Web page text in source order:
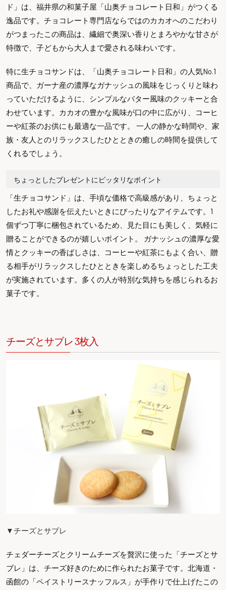
ド」は、福井県の和菓子屋「山奥チョコレート日和」がつくる
逸品です。チョコレート専門店ならではのカカオへのこだわり
がつまったこの商品は、繊細で奥深い香りとまろやかな甘さが
特徴で、子どもから大人まで愛される味わいです。
特に生チョコサンドは、「山奥チョコレート日和」の人気No.1
商品で、ガーナ産の濃厚なガナッシュの風味をじっくりと味わ
っていただけるように、シンプルなバター風味のクッキーと合
わせています。カカオの豊かな風味が口の中に広がり、コーヒ
ーや紅茶のお供にも最適な一品です。 一人の静かな時間や、家
族・友人とのリラックスしたひとときの癒しの時間を提供して
くれるでしょう。
ちょっとしたプレゼントにピッタリなポイント
「生チョコサンド」は、手頃な価格で高級感があり、ちょっと
したお礼や感謝を伝えたいときにぴったりなアイテムです。1
個ずつ丁寧に梱包されているため、見た目にも美しく、気軽に
贈ることができるのが嬉しいポイント。 ガナッシュの濃厚な愛
情とクッキーの香ばしさは、コーヒーや紅茶にもよく合い、贈
る相手がリラックスしたひとときを楽しめるちょっとした工夫
が実施されています。多くの人が特別な気持ちを感じられるお
菓子です。
チーズとサブレ 3枚入
▼チーズとサブレ
チェダーチーズとクリームチーズを贅沢に使った「チーズとサ
ブレ」は、チーズ好きのために作られたお菓子です。北海道・
函館の「ペイストリースナッフルス」が手作りで仕上げたこの